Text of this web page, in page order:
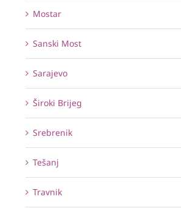
Mostar
Sanski Most
Sarajevo
Široki Brijeg
Srebrenik
Tešanj
Travnik